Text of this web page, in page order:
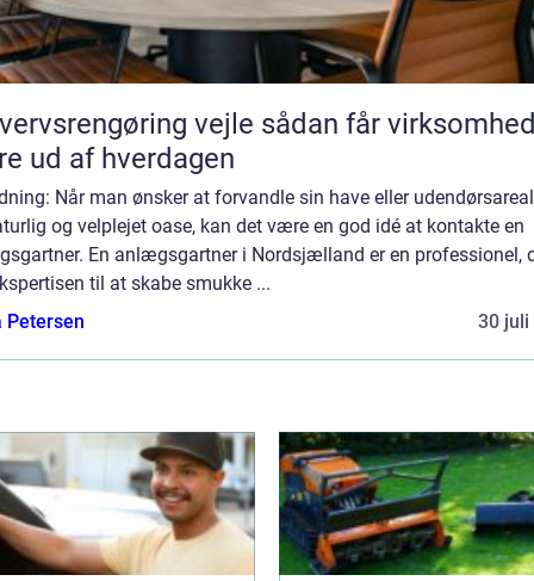
vejle sådan får virksomheder
ud af hverdagen
Når man ønsker at forvandle sin have eller
og velplejet oase, kan det være en god idé at kontakte en
En anlægsgartner i Nordsjælland er en professionel,
til at skabe smukke ...
Petersen
30 juli